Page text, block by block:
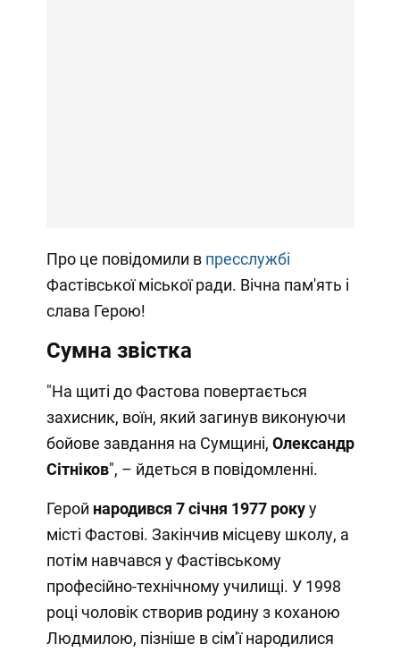
Про це повідомили в пресслужбі
Фастівської міської ради. Вічна пам'ять і
слава Герою!
Сумна звістка
"На щиті до Фастова повертається
захисник, воїн, який загинув виконуючи
бойове завдання на Сумщині, Олександр
Сітніков", – йдеться в повідомленні.
Герой народився 7 січня 1977 рокуу
місті Фастові. Закінчив місцеву школу, а
потім навчався у Фастівському
професійно-технічному училищі. У 1998
році чоловік створив родину з коханою
Людмилою, пізніше в сім’ї народилися